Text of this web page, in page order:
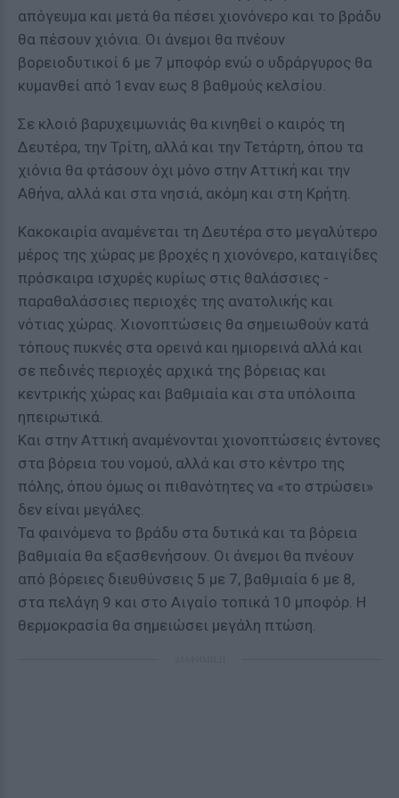
απόγευμα και μετά θα πέσει χιονόνερο και το βράδυ
θα πέσουν χιόνια. Οι άνεμοι θα πνέουν
βορειοδυτικοί 6 με 7 μποφόρ ενώ ο υδράργυρος θα
κυμανθεί από 1εναν εως 8 βαθμούς κελσίου.
Σε κλοιό βαρυχειμωνιάς θα κινηθεί ο καιρός τη
Δευτέρα, την Τρίτη, αλλά και την Τετάρτη, όπου τα
χιόνια θα φτάσουν όχι μόνο στην Αττική και την
Αθήνα, αλλά και στα νησιά, ακόμη και στη Κρήτη.
Κακοκαιρία αναμένεται τη Δευτέρα στο μεγαλύτερο
μέρος της χώρας με βροχές η χιονόνερο, καταιγίδες
πρόσκαιρα ισχυρές κυρίως στις θαλάσσιες -
παραθαλάσσιες περιοχές της ανατολικής και
νότιας χώρας. Χιονοπτώσεις θα σημειωθούν κατά
τόπους πυκνές στα ορεινά και ημιορεινά αλλά και
σε πεδινές περιοχές αρχικά της βόρειας και
κεντρικής χώρας και βαθμιαία και στα υπόλοιπα
ηπειρωτικά.
Και στην Αττική αναμένονται χιονοπτώσεις έντονες
στα βόρεια του νομού, αλλά και στο κέντρο της
πόλης, όπου όμως οι πιθανότητες να «το στρώσει»
δεν είναι μεγάλες.
Τα φαινόμενα το βράδυ στα δυτικά και τα βόρεια
βαθμιαία θα εξασθενήσουν. Οι άνεμοι θα πνέουν
από βόρειες διευθύνσεις 5 με 7, βαθμιαία 6 με 8,
στα πελάγη 9 και στο Αιγαίο τοπικά 10 μποφόρ. Η
θερμοκρασία θα σημειώσει μεγάλη πτώση.